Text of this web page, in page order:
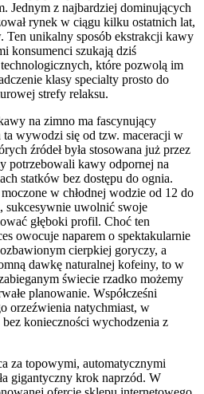
Jednym z najbardziej dominujących
rynek w ciągu kilku ostatnich lat,
Ten unikalny sposób ekstrakcji kawy
konsumenci szukają dziś
które pozwolą im
klasy specialty prosto do
strefy relaksu.
na zimno ma fascynujący
wywodzi się od tzw. maceracji w
źródeł była stosowana już przez
potrzebowali kawy odpornej na
statków bez dostępu do ognia.
w chłodnej wodzie od 12 do
sukcesywnie uwolnić swoje
głęboki profil. Choć ten
owocuje naparem o spektakularnie
cierpkiej goryczy, a
dawkę naturalnej kofeiny, to w
świecie rzadko możemy
planowanie. Współcześni
orzeźwienia natychmiast, w
konieczności wychodzenia z
za topowymi, automatycznymi
gigantyczny krok naprzód. W